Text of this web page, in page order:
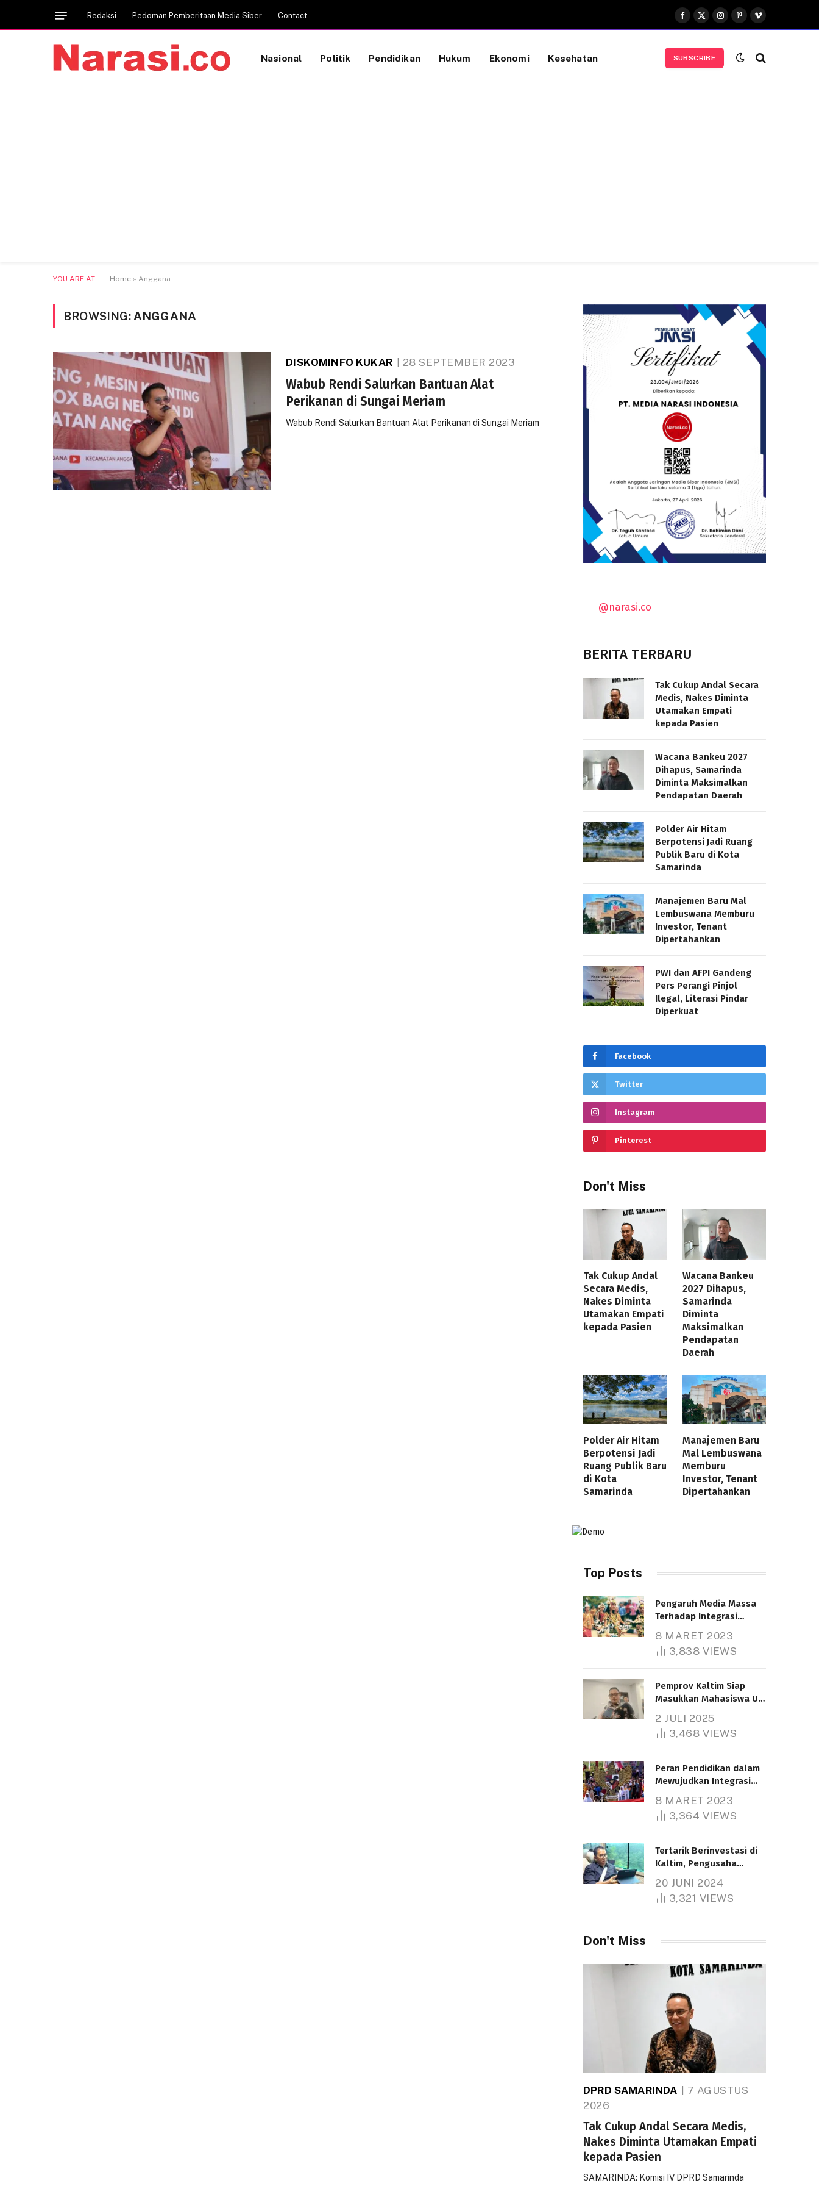
Redaksi Pedoman Pemberitaan Media Siber Contact
Facebook
X
(Twitter)
Instagram
Pinterest
Vimeo
Nasional Politik Pendidikan Hukum Ekonomi Kesehatan SUBSCRIBE
YOU ARE AT: Home » Anggana
BROWSING: ANGGANA
DISKOMINFO KUKAR 28 SEPTEMBER 2023
Wabub Rendi Salurkan Bantuan Alat
Perikanan di Sungai Meriam
Wabub Rendi Salurkan Bantuan Alat Perikanan di Sungai Meriam
@narasi.co
BERITA TERBARU
Tak Cukup Andal Secara
Medis, Nakes Diminta
Utamakan Empati
kepada Pasien
Wacana Bankeu 2027
Dihapus, Samarinda
Diminta Maksimalkan
Pendapatan Daerah
Polder Air Hitam
Berpotensi Jadi Ruang
Publik Baru di Kota
Samarinda
Manajemen Baru Mal
Lembuswana Memburu
Investor, Tenant
Dipertahankan
PWI dan AFPI Gandeng
Pers Perangi Pinjol
Ilegal, Literasi Pindar
Diperkuat
Facebook
Twitter
Instagram
Pinterest
Don't Miss
Tak Cukup Andal
Secara Medis,
Nakes Diminta
Utamakan Empati
kepada Pasien
Wacana Bankeu
2027 Dihapus,
Samarinda
Diminta
Maksimalkan
Pendapatan
Daerah
Polder Air Hitam
Berpotensi Jadi
Ruang Publik Baru
di Kota
Samarinda
Manajemen Baru
Mal Lembuswana
Memburu
Investor, Tenant
Dipertahankan
Top Posts
Pengaruh Media Massa
Terhadap Integrasi
8 MARET 2023
3,838 VIEWS
Pemprov Kaltim Siap
Masukkan Mahasiswa UT
Bantuan Pendidikan
Gratispol
2 JULI 2025
3,468 VIEWS
Peran Pendidikan dalam
Mewujudkan Integrasi
8 MARET 2023
3,364 VIEWS
Tertarik Berinvestasi di
Kaltim, Pengusaha
1.000 Hektare
20 JUNI 2024
3,321 VIEWS
Don't Miss
DPRD SAMARINDA
7 AGUSTUS
2026
Tak Cukup Andal Secara Medis,
Nakes Diminta Utamakan Empati
kepada Pasien
SAMARINDA: Komisi IV DPRD Samarinda